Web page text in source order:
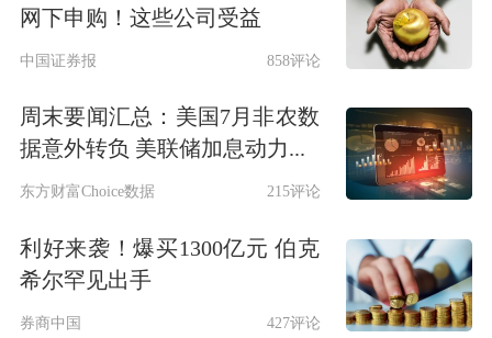
全国首个家庭通用 机器人发布
人形机器人落地正在加速推进。据长江
日报，5月20日，全国首个面向家庭场
网下申购！这些公司受益
中国证券报 858评论
周末要闻汇总：美国7月非农数
据意外转负 美联储加息动力...
东方财富Choice数据 215评论
利好来袭！爆买1300亿元 伯克
希尔罕见出手
券商中国 427评论